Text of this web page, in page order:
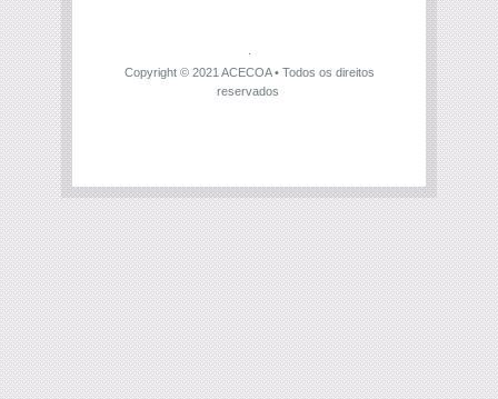
Copyright © 2021 ACECOA• Todos os direitos
reservados